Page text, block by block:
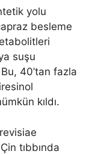
yolu
besleme
suşu
40’tan fazla
kıldı.
tıbbında